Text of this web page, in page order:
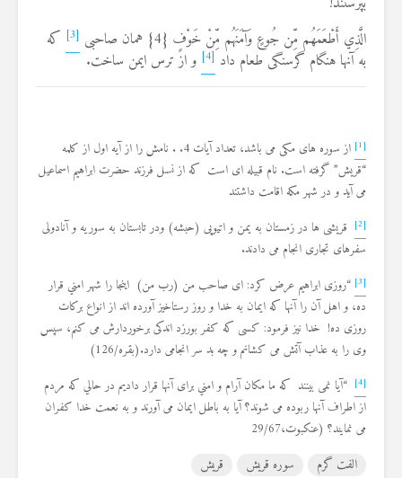
الَّذِي‌ ‌أَطْعَمَهُم‌ ‌مِّن‌ ‌جُوعٍ‌ ‌وَآمَنَهُم‌ ‌مِّنْ‌ ‌خَوْفٍ‌ ‌{‌4‌} همان صاحبی
[3]
که
به آنها هنگام گرسنگی طعام داد [4] و از ترس ایمن ساخت.
[1]
از سوره های مکی می باشد، تعداد آیات 4. . نامش را از آیه اول از کلمه
“قریش” گرفته است. نام قبیله ای است که از نسل فرزند حضرت ابراهیم اسماعیل
می آید و در شهر مکه اقامت داشتند
[2]
قریشی ها در زمستان به یمن و اتیوپی (حبشه) ودر تابستان به سوریه و آنادولی
سفرهای تجاری انجام می دادند.
[3]
“روزی ابراهيم عرض كرد: ای صاحب من (رب من) اينجا را شهر امني قرار
ده، و اهل آن را آنها كه ايمان به خدا و روز رستاخیز آورده‏ اند از انواع برکات
روزی ده! خدا نیز فرمود: كسی که كفر بورزد اندكى برخوردارش مى ‏كنم، سپس
وی را به عذاب آتش می ‏كشانم و چه بد سر انجامی دارد.(بقره/126)
[4]
“آيا نمی بینند كه ما مکان آرام و امني برای آنها قرار داديم در حالي كه مردم
از اطراف آنها ربوده می شوند؟ آيا به باطل ايمان می ‏آورند و به نعمت خدا كفران
می ‏نمایند؟ (عنکبوت،29/67
الفت گرم سوره قریش قریش
36 نمایش ها